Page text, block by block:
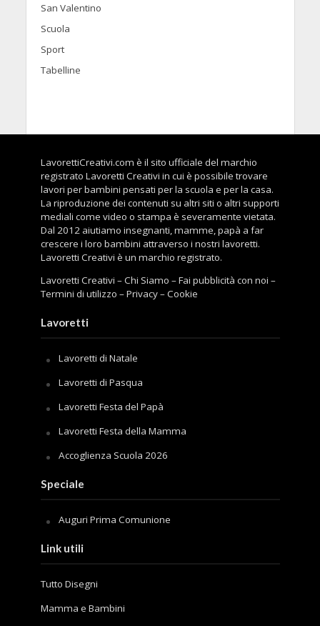
San Valentino
Scuola
Sport
Tabelline
LavorettiCreativi.com è il sito ufficiale del marchio
registrato Lavoretti Creativi in cui è possibile trovare
lavori per bambini pensati per la scuola e per la casa.
La riproduzione dei contenuti su altri siti o altri supporti
mediali come video o stampa è severamente vietata.
Dal 2012 aiutiamo insegnanti, mamme, papà a far
crescere i loro bambini attraverso i nostri lavoretti.
Lavoretti Creativi è un marchio registrato.
Lavoretti Creativi –Chi Siamo –Fai pubblicità con noi –
Termini di utilizzo –Privacy–Cookie
Lavoretti
Lavoretti di Natale
Lavoretti di Pasqua
Lavoretti Festa del Papà
Lavoretti Festa della Mamma
Accoglienza Scuola 2026
Speciale
Auguri Prima Comunione
Link utili
Tutto Disegni
Mamma e Bambini